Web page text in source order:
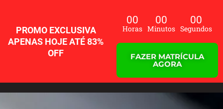
conteúdo
PROMO EXCLUSIVA
APENAS HOJE ATÉ 83%
OFF
00
Horas
00
Minutos
00
Segundos
FAZER MATRÍCULA
AGORA